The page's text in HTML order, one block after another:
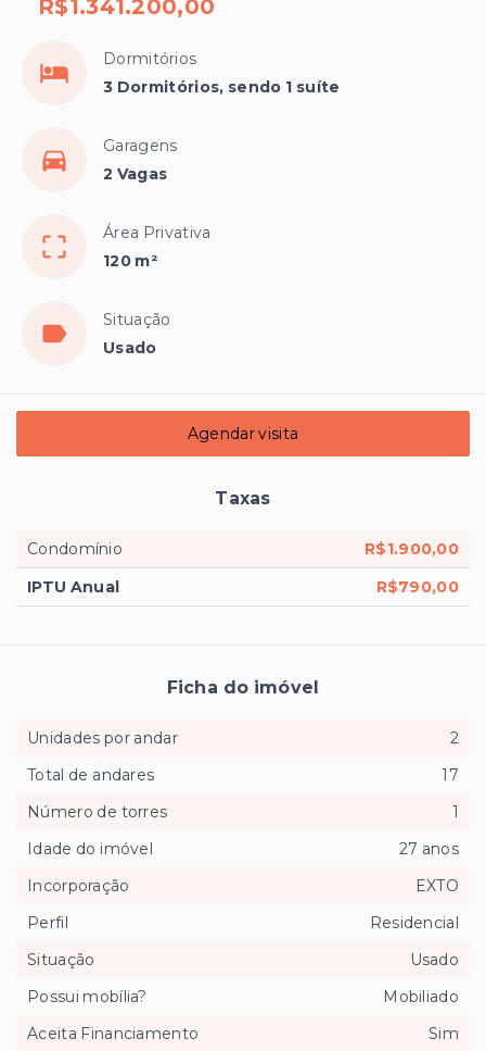
R$1.341.200,00
Dormitórios
3 Dormitórios, sendo 1 suíte
Garagens
2 Vagas
Área Privativa
120 m²
Situação
Usado
Agendar visita
Taxas
Condomínio
R$1.900,00
IPTU Anual
R$790,00
Ficha do imóvel
Unidades por andar
2
Total de andares
17
Número de torres
1
Idade do imóvel
27 anos
Incorporação
EXTO
Perfil
Residencial
Situação
Usado
Possui mobília?
Mobiliado
Aceita Financiamento
Sim